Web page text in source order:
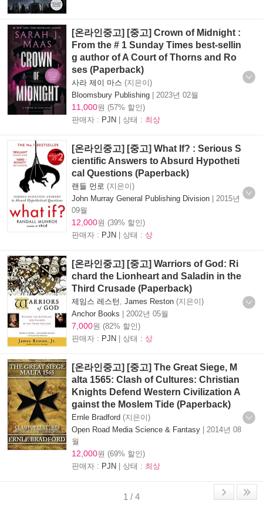
[온라인중고] [중고] Crown of Midnight :
From the # 1 Sunday Times best-sellin
g author of A Court of Thorns and Ro
ses (Paperback)
사라 제이 마스 (지은이)
Bloomsbury Publishing | 2023년 02월
11,000원 (57% 할인)
판매자 : PJN | 상태 : 최상
[온라인중고] [중고] What If? : Serious S
cientific Answers to Absurd Hypotheti
cal Questions (Paperback)
랜들 먼로 (지은이)
John Murray General Publishing Division | 2015년
09월
12,000원 (39% 할인)
판매자 : PJN | 상태 : 상
[온라인중고] [중고] Warriors of God: Ri
chard the Lionheart and Saladin in the
Third Crusade (Paperback)
제임스 레스턴 James Reston (지은이)
Anchor Books | 2002년 05월
7,000원 (82% 할인)
판매자 : PJN | 상태 : 상
[온라인중고] [중고] The Great Siege, M
alta 1565: Clash of Cultures: Christian
Knights Defend Western Civilization A
gainst the Moslem Tide (Paperback)
Ernle Bradford (지은이)
Open Road Media Science & Fantasy | 2014년 08
월
12,000원 (69% 할인)
판매자 : PJN | 상태 : 최상
1 / 4